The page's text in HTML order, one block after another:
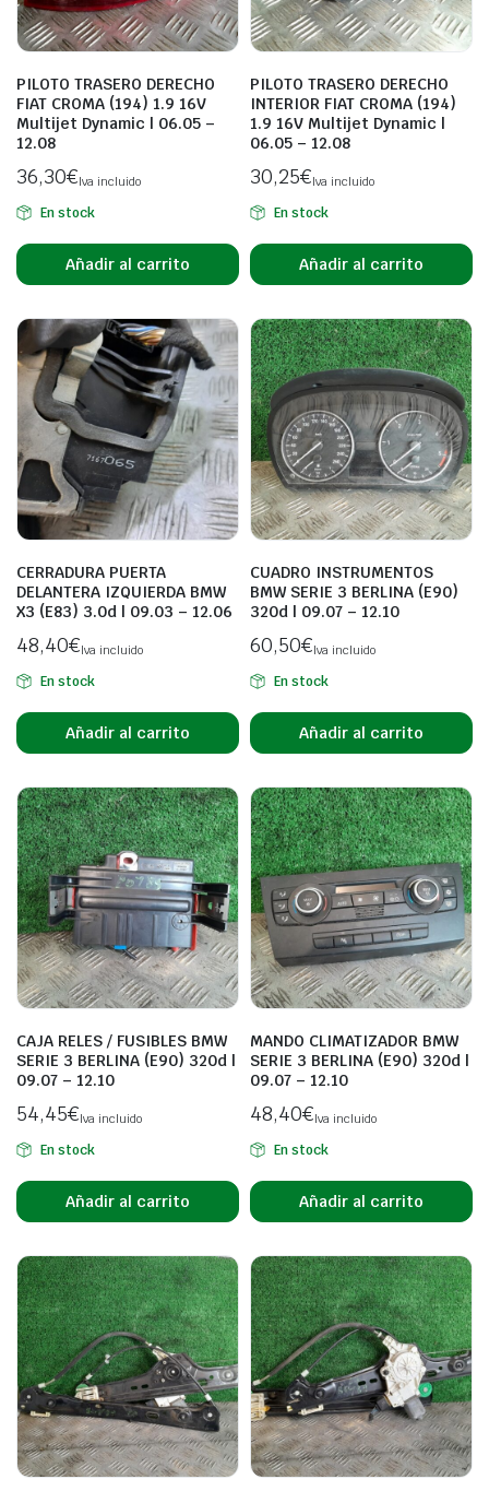
PILOTO TRASERO DERECHO
FIAT CROMA (194) 1.9 16V
Multijet Dynamic | 06.05 –
12.08
36,30€Iva incluido
En stock
Añadir al carrito
PILOTO TRASERO DERECHO
INTERIOR FIAT CROMA (194)
1.9 16V Multijet Dynamic |
06.05 – 12.08
30,25€Iva incluido
En stock
Añadir al carrito
CERRADURA PUERTA
DELANTERA IZQUIERDA BMW
X3 (E83) 3.0d | 09.03 – 12.06
48,40€Iva incluido
En stock
Añadir al carrito
CUADRO INSTRUMENTOS
BMW SERIE 3 BERLINA (E90)
320d | 09.07 – 12.10
60,50€Iva incluido
En stock
Añadir al carrito
CAJA RELES / FUSIBLES BMW
SERIE 3 BERLINA (E90) 320d |
09.07 – 12.10
54,45€Iva incluido
En stock
Añadir al carrito
MANDO CLIMATIZADOR BMW
SERIE 3 BERLINA (E90) 320d |
09.07 – 12.10
48,40€Iva incluido
En stock
Añadir al carrito